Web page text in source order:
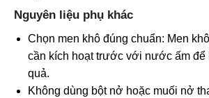
Nguyên liệu phụ khác
Chọn men khô đúng chuẩn: Men
cần kích hoạt trước với nước ấm để
quả.
Không dùng bột nở hoặc muối nở